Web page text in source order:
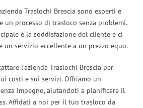
Traslochi Brescia sono esperti e
un processo di trasloco senza problemi.
è la soddisfazione del cliente e ci
un servizio eccellente a un prezzo equo.
l’azienda Traslochi Brescia per
costi e sui servizi. Offriamo un
impegno, aiutandoti a pianificare il
Affidati a noi per il tuo trasloco da